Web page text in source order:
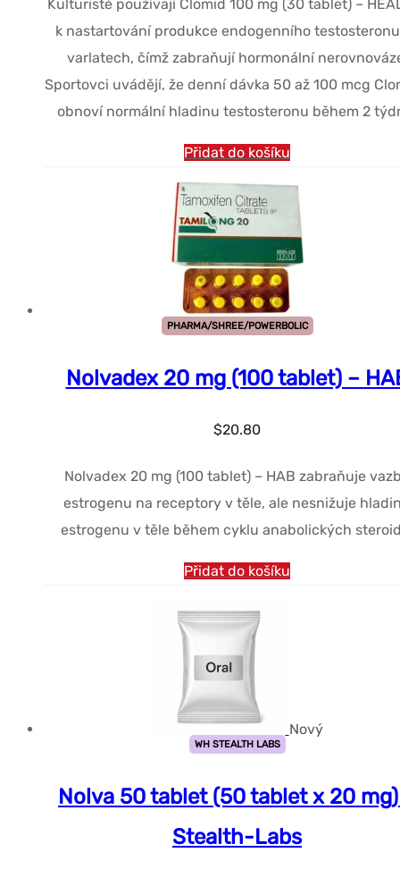
Kulturisté používají Clomid 100 mg (30 tablet) –
k nastartování produkce endogenního
varlatech, čímž zabraňují hormonální
Sportovci uvádějí, že denní dávka 50 až 100 mcg
obnoví normální hladinu testosteronu během 2
Přidat do košíku
PHARMA/SHREE/POWERBOLIC
Nolvadex 20 mg (100 tablet) –
$20.80
Nolvadex 20 mg (100 tablet) – HAB zabraňuje
estrogenu na receptory v těle, ale nesnižuje
estrogenu v těle během cyklu anabolických
Přidat do košíku
Nový
WH STEALTH LABS
Nolva 50 tablet (50 tablet x 20
Stealth-Labs